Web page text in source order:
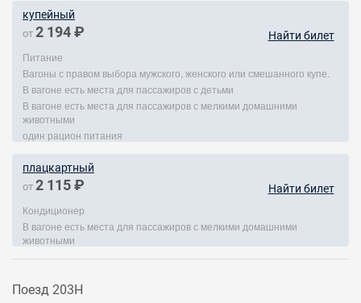
купейный
от 2 194 ₽ Найти билет
Питание
Вагоны с правом выбора мужского, женского или смешанного купе.
В вагоне есть места для пассажиров с детьми
В вагоне есть места для пассажиров с мелкими домашними
животными
один рацион питания
плацкартный
от 2 115 ₽ Найти билет
Кондиционер
В вагоне есть места для пассажиров с мелкими домашними
животными
Поезд 203Н